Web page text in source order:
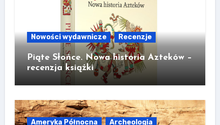
Nowości wydawnicze Recenzje
Piąte Słońce. Nowa historia Azteków –
recenzja książki
Ameryka Północna
Archeologia